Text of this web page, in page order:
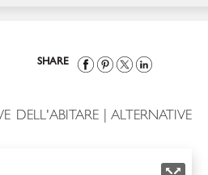
SHARE
DELL'ABITARE | ALTERNATIVE